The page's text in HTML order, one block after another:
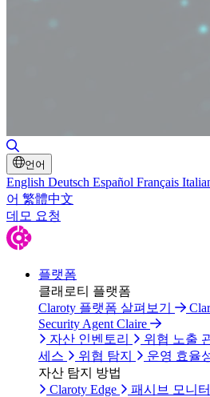
언어
English Deutsch Español Français
어 繁體中文
데모 요청
플랫폼
클래로티 플랫폼
Claroty 플랫폼 살펴보기
Security Agent Claire
자산 인벤토리
위협 노출
세스
위협 탐지
운영 효율
자산 탐지 방법
Claroty Edge
패시브 모니